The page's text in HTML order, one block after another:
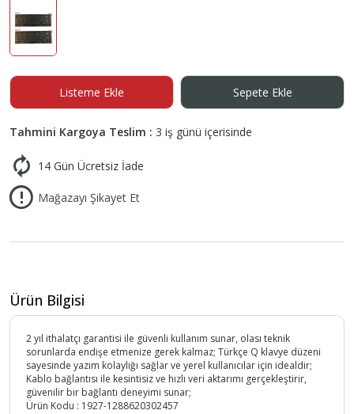
Listeme Ekle Sepete Ekle
Tahmini Kargoya Teslim : 3 iş günü içerisinde
14 Gün Ücretsiz İade
Mağazayı Şikayet Et
Ürün Bilgisi
2 yıl ithalatçı garantisi ile güvenli kullanım sunar, olası teknik
sorunlarda endişe etmenize gerek kalmaz; Türkçe Q klavye düzeni
sayesinde yazım kolaylığı sağlar ve yerel kullanıcılar için idealdir;
Kablo bağlantısı ile kesintisiz ve hızlı veri aktarımı gerçekleştirir,
güvenilir bir bağlantı deneyimi sunar;
Ürün Kodu : 1927-1288620302457